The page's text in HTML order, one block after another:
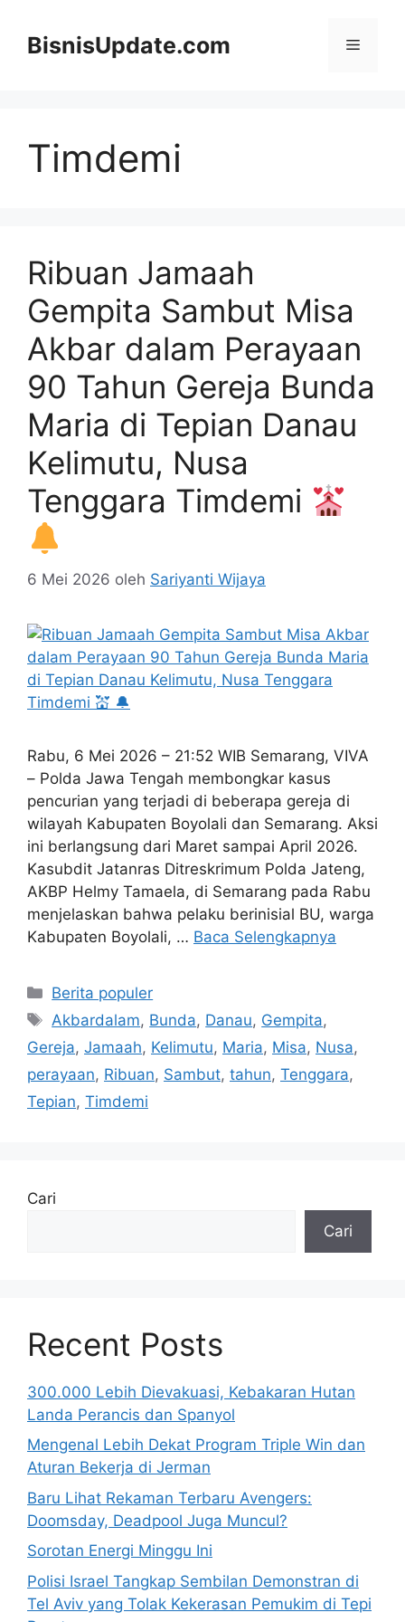
BisnisUpdate.com Menu
Timdemi
Ribuan Jamaah
Gempita Sambut Misa
Akbar dalam Perayaan
90 Tahun Gereja Bunda
Maria di Tepian Danau
Kelimutu, Nusa
Tenggara Timdemi
6 Mei 2026 oleh Sariyanti Wijaya
Rabu, 6 Mei 2026 – 21:52 WIB Semarang, VIVA
– Polda Jawa Tengah membongkar kasus
pencurian yang terjadi di beberapa gereja di
wilayah Kabupaten Boyolali dan Semarang. Aksi
ini berlangsung dari Maret sampai April 2026.
Kasubdit Jatanras Ditreskrimum Polda Jateng,
AKBP Helmy Tamaela, di Semarang pada Rabu
menjelaskan bahwa pelaku berinisial BU, warga
Kabupaten Boyolali, … Baca Selengkapnya
Kategori
Berita populer
Tag
Akbardalam, Bunda, Danau, Gempita,
Gereja, Jamaah, Kelimutu, Maria, Misa, Nusa,
perayaan, Ribuan, Sambut, tahun, Tenggara,
Tepian, Timdemi
Cari
Cari
Recent Posts
300.000 Lebih Dievakuasi, Kebakaran Hutan
Landa Perancis dan Spanyol
Mengenal Lebih Dekat Program Triple Win dan
Aturan Bekerja di Jerman
Baru Lihat Rekaman Terbaru Avengers:
Doomsday, Deadpool Juga Muncul?
Sorotan Energi Minggu Ini
Polisi Israel Tangkap Sembilan Demonstran di
Tel Aviv yang Tolak Kekerasan Pemukim di Tepi